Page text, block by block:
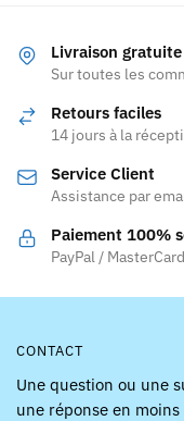
Les
options
peuvent
être
sur
la
page
du
Livraison gratuite
Sur toutes les
Retours faciles
14 jours à la
Service Client
Assistance par
Paiement 100%
PayPal /
CONTACT
Une question ou une
une réponse en